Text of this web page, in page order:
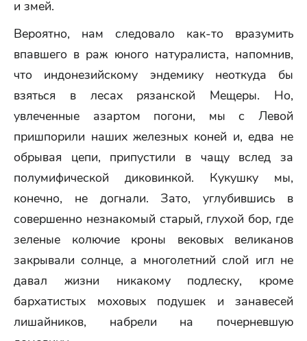
и змей.
Вероятно, нам следовало как-то вразумить
впавшего в раж юного натуралиста, напомнив,
что индонезийскому эндемику неоткуда бы
взяться в лесах рязанской Мещеры. Но,
увлеченные азартом погони, мы с Левой
пришпорили наших железных коней и, едва не
обрывая цепи, припустили в чащу вслед за
полумифической диковинкой. Кукушку мы,
конечно, не догнали. Зато, углубившись в
совершенно незнакомый старый, глухой бор, где
зеленые колючие кроны вековых великанов
закрывали солнце, а многолетний слой игл не
давал жизни никакому подлеску, кроме
бархатистых моховых подушек и занавесей
лишайников, набрели на почерневшую